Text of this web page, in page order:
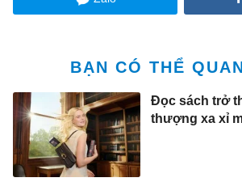
BẠN CÓ THỂ
Đọc sách trở
thượng xa xỉ